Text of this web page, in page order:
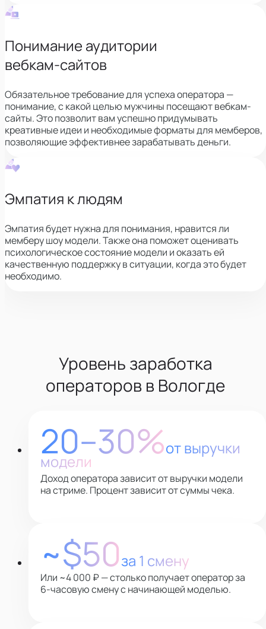
Понимание аудитории
вебкам-сайтов
Обязательное требование для успеха оператора —
понимание, с какой целью мужчины посещают вебкам-
сайты. Это позволит вам успешно придумывать
креативные идеи и необходимые форматы для мемберов,
позволяющие эффективнее зарабатывать деньги.
Эмпатия к людям
Эмпатия будет нужна для понимания, нравится ли
мемберу шоу модели. Также она поможет оценивать
психологическое состояние модели и оказать ей
качественную поддержку в ситуации, когда это будет
необходимо.
Уровень заработка
операторов в Вологде
20–30%от выручки
модели
Доход оператора зависит от выручки модели
на стриме. Процент зависит от суммы чека.
~$50за 1 смену
Или ~4 000 ₽ — столько получает оператор за
6-часовую смену с начинающей моделью.